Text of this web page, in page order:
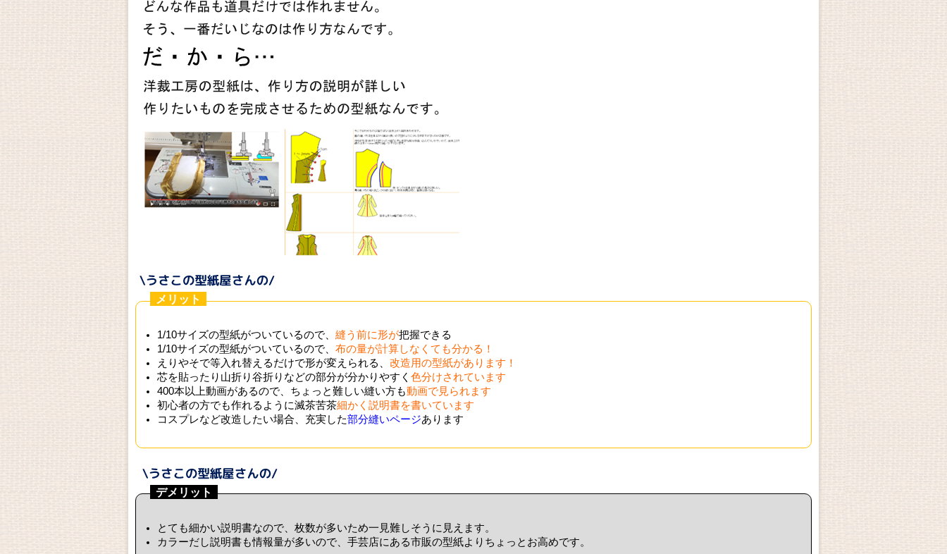
メリット
1/10サイズの型紙がついているので、 縫う前に形が把握できる
1/10サイズの型紙がついているので、 布の量が計算しなくても分かる！
えりやそで等入れ替えるだけで形が変えられる、 改造用の型紙があります！
芯を貼ったり山折り谷折りなどの部分が分かりやすく 色分けされています
400本以上動画があるので、ちょっと難しい縫い方も動画で見られます
初心者の方でも作れるように滅茶苦茶細かく説明書を書いています
コスプレなど改造したい場合、充実した部分縫いページあります
デメリット
とても細かい説明書なので、枚数が多いため一見難しそうに見えます。
カラーだし説明書も情報量が多いので、手芸店にある市販の型紙よりちょっとお高めです。